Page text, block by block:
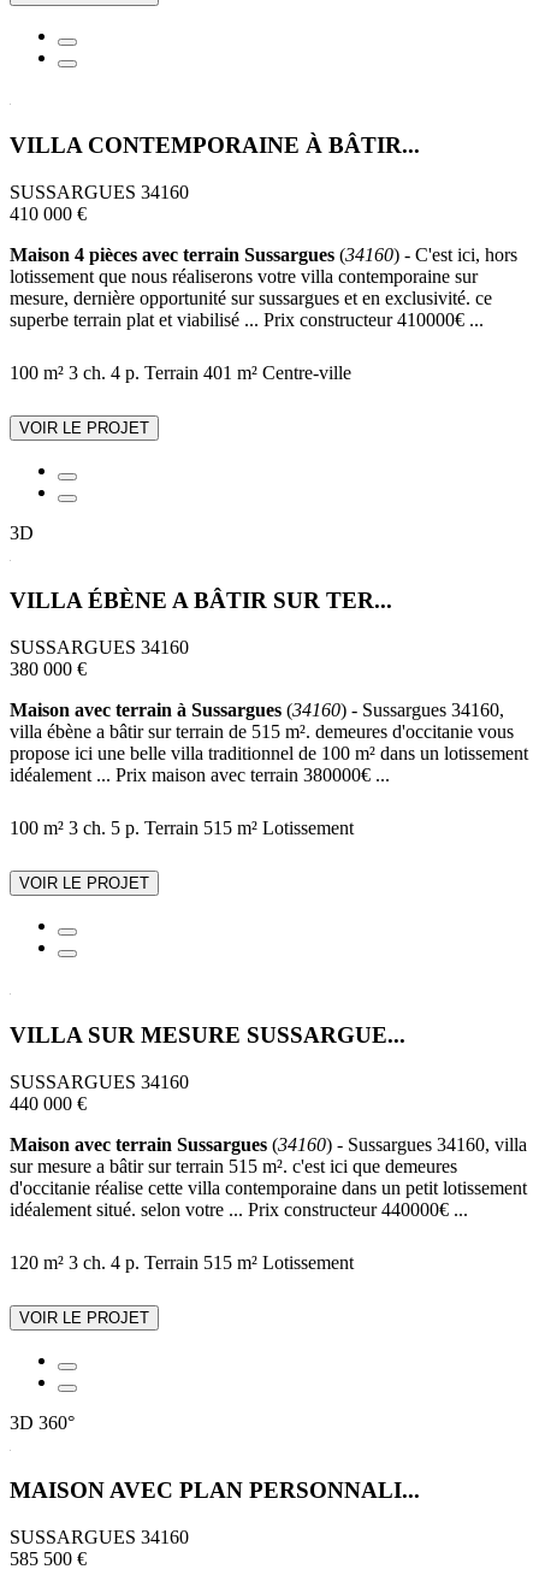
VILLA CONTEMPORAINE À BÂTIR...
SUSSARGUES 34160
410 000 €
Maison 4 pièces avec terrain Sussargues (34160) - C'est ici, hors
lotissement que nous réaliserons votre villa contemporaine sur
mesure, dernière opportunité sur sussargues et en exclusivité. ce
superbe terrain plat et viabilisé ... Prix constructeur 410000€ ...
100 m² 3 ch. 4 p. Terrain 401 m² Centre-ville
VOIR LE PROJET
3D
VILLA ÉBÈNE A BÂTIR SUR TER...
SUSSARGUES 34160
380 000 €
Maison avec terrain à Sussargues (34160) - Sussargues 34160,
villa ébène a bâtir sur terrain de 515 m². demeures d'occitanie vous
propose ici une belle villa traditionnel de 100 m² dans un lotissement
idéalement ... Prix maison avec terrain 380000€ ...
100 m² 3 ch. 5 p. Terrain 515 m² Lotissement
VOIR LE PROJET
VILLA SUR MESURE SUSSARGUE...
SUSSARGUES 34160
440 000 €
Maison avec terrain Sussargues (34160) - Sussargues 34160, villa
sur mesure a bâtir sur terrain 515 m². c'est ici que demeures
d'occitanie réalise cette villa contemporaine dans un petit lotissement
idéalement situé. selon votre ... Prix constructeur 440000€ ...
120 m² 3 ch. 4 p. Terrain 515 m² Lotissement
VOIR LE PROJET
3D 360°
MAISON AVEC PLAN PERSONNALI...
SUSSARGUES 34160
585 500 €